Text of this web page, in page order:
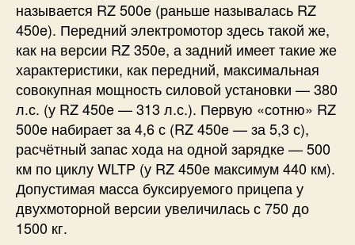
называется RZ 500e (раньше называлась RZ
450e). Передний электромотор здесь такой же,
как на версии RZ 350e, а задний имеет такие же
характеристики, как передний, максимальная
совокупная мощность силовой установки — 380
л.с. (у RZ 450e — 313 л.с.). Первую «сотню» RZ
500e набирает за 4,6 с (RZ 450e — за 5,3 с),
расчётный запас хода на одной зарядке — 500
км по циклу WLTP (у RZ 450e максимум 440 км).
Допустимая масса буксируемого прицепа у
двухмоторной версии увеличилась с 750 до
1500 кг.